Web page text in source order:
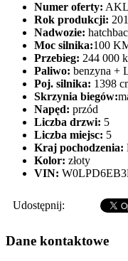
Numer oferty:
Rok produkcji:
Nadwozie:
Moc silnika:100
Przebieg: 244 000
Paliwo: benzyna +
Poj. silnika: 1398
Skrzynia biegów:
Napęd: przód
Liczba drzwi: 5
Liczba miejsc: 5
Kraj pochodzenia:
Kolor: złoty
VIN:
Udostępnij:
Dane kontaktowe